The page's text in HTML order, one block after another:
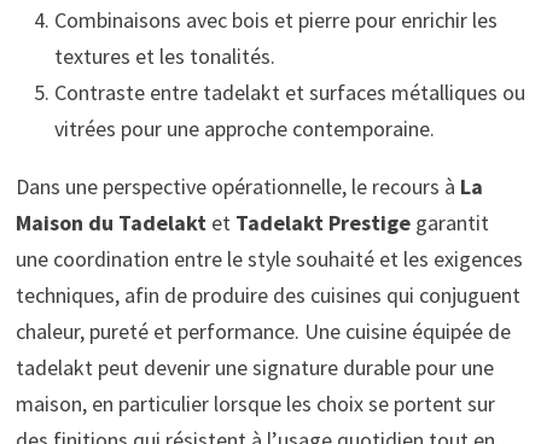
Combinaisons avec bois et pierre pour enrichir les
textures et les tonalités.
Contraste entre tadelakt et surfaces métalliques ou
vitrées pour une approche contemporaine.
Dans une perspective opérationnelle, le recours à La
Maison du Tadelaktet Tadelakt Prestigegarantit
une coordination entre le style souhaité et les exigences
techniques, afin de produire des cuisines qui conjuguent
chaleur, pureté et performance. Une cuisine équipée de
tadelakt peut devenir une signature durable pour une
maison, en particulier lorsque les choix se portent sur